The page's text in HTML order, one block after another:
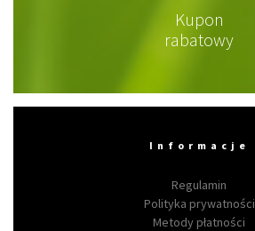
Kupon
rabatowy
Informacje
Regulamin
Polityka prywatności
Metody płatności